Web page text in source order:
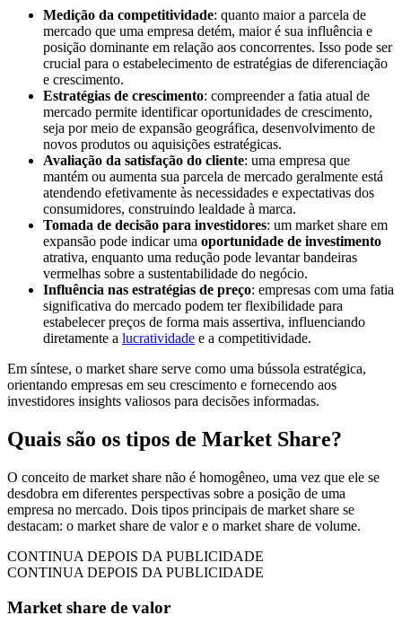
Medição da competitividade: quanto maior a parcela de
mercado que uma empresa detém, maior é sua influência e
posição dominante em relação aos concorrentes. Isso pode ser
crucial para o estabelecimento de estratégias de diferenciação
e crescimento.
Estratégias de crescimento: compreender a fatia atual de
mercado permite identificar oportunidades de crescimento,
seja por meio de expansão geográfica, desenvolvimento de
novos produtos ou aquisições estratégicas.
Avaliação da satisfação do cliente: uma empresa que
mantém ou aumenta sua parcela de mercado geralmente está
atendendo efetivamente às necessidades e expectativas dos
consumidores, construindo lealdade à marca.
Tomada de decisão para investidores: um market share em
expansão pode indicar uma oportunidade de investimento
atrativa, enquanto uma redução pode levantar bandeiras
vermelhas sobre a sustentabilidade do negócio.
Influência nas estratégias de preço: empresas com uma fatia
significativa do mercado podem ter flexibilidade para
estabelecer preços de forma mais assertiva, influenciando
diretamente a lucratividade e a competitividade.
Em síntese, o market share serve como uma bússola estratégica,
orientando empresas em seu crescimento e fornecendo aos
investidores insights valiosos para decisões informadas.
Quais são os tipos de Market Share?
O conceito de market share não é homogêneo, uma vez que ele se
desdobra em diferentes perspectivas sobre a posição de uma
empresa no mercado. Dois tipos principais de market share se
destacam: o market share de valor e o market share de volume.
CONTINUA DEPOIS DA PUBLICIDADE
CONTINUA DEPOIS DA PUBLICIDADE
Market share de valor